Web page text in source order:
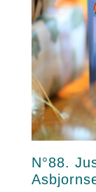
N°88.